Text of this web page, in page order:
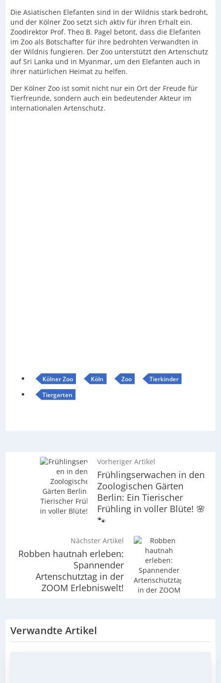
Die Asiatischen Elefanten sind in der Wildnis stark bedroht,
und der Kölner Zoo setzt sich aktiv für ihren Erhalt ein.
Zoodirektor Prof. Theo B. Pagel betont, dass die Elefanten
im Zoo als Botschafter für ihre bedrohten Verwandten in
der Wildnis fungieren. Der Zoo unterstützt den Artenschutz
auf Sri Lanka und in Myanmar, um den Elefanten auch in
ihrer natürlichen Heimat zu helfen.
Der Kölner Zoo ist somit nicht nur ein Ort der Freude für
Tierfreunde, sondern auch ein bedeutender Akteur im
internationalen Artenschutz.
Kölner Zoo Köln Zoo
Tierkinder
Tiergarten
Vorheriger Artikel
Frühlingserwachen in den
Zoologischen Gärten
Berlin: Ein Tierischer
Frühling in voller Blüte! 🌸
🐾
Nächster Artikel
Robben hautnah erleben:
Spannender
Artenschutztag in der
ZOOM Erlebniswelt!
Verwandte Artikel